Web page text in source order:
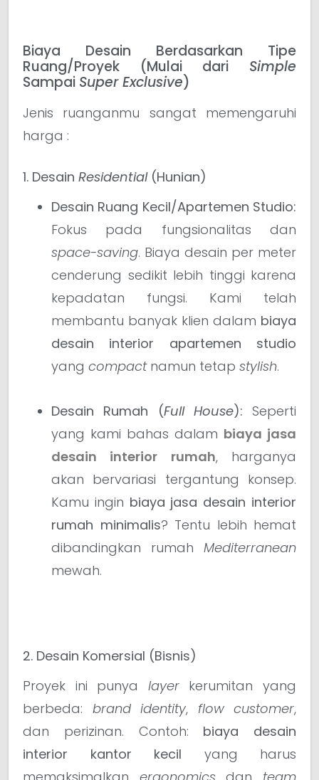
Biaya Desain Berdasarkan Tipe
Ruang/Proyek (Mulai dari Simple
Sampai Super Exclusive)
Jenis ruanganmu sangat memengaruhi
harga :
1. Desain Residential(Hunian)
Desain Ruang Kecil/Apartemen Studio:
Fokus pada fungsionalitas dan
space-saving. Biaya desain per meter
cenderung sedikit lebih tinggi karena
kepadatan fungsi. Kami telah
membantu banyak klien dalam biaya
desain interior apartemen studio
yang compactnamun tetap stylish.
Desain Rumah (Full House): Seperti
yang kami bahas dalam biaya jasa
desain interior rumah, harganya
akan bervariasi tergantung konsep.
Kamu ingin biaya jasa desain interior
rumah minimalis? Tentu lebih hemat
dibandingkan rumah Mediterranean
mewah.
2. Desain Komersial (Bisnis)
Proyek ini punya layerkerumitan yang
berbeda: brand identity, flow customer,
dan perizinan. Contoh: biaya desain
interior kantor kecil yang harus